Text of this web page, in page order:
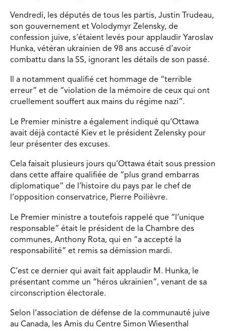
Vendredi, les députés de tous les partis, Justin Trudeau,
son gouvernement et Volodymyr Zelensky, de
confession juive, s’étaient levés pour applaudir Yaroslav
Hunka, vétéran ukrainien de 98 ans accusé d’avoir
combattu dans la SS, ignorant les détails de son passé.
Il a notamment qualifié cet hommage de “terrible
erreur” et de “violation de la mémoire de ceux qui ont
cruellement souffert aux mains du régime nazi”.
Le Premier ministre a également indiqué qu’Ottawa
avait déjà contacté Kiev et le président Zelensky pour
leur présenter des excuses.
Cela faisait plusieurs jours qu’Ottawa était sous pression
dans cette affaire qualifiée de “plus grand embarras
diplomatique” de l’histoire du pays par le chef de
l’opposition conservatrice, Pierre Poilièvre.
Le Premier ministre a toutefois rappelé que “l’unique
responsable” était le président de la Chambre des
communes, Anthony Rota, qui en “a accepté la
responsabilité” et remis sa démission mardi.
C’est ce dernier qui avait fait applaudir M. Hunka, le
présentant comme un “héros ukrainien”, venant de sa
circonscription électorale.
Selon l’association de défense de la communauté juive
au Canada, les Amis du Centre Simon Wiesenthal